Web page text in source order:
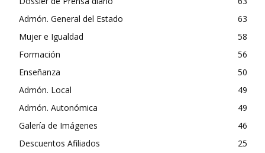
Admón. General del Estado
63
Mujer e Igualdad
58
Formación
56
Enseñanza
50
Admón. Local
49
Admón. Autonómica
49
Galería de Imágenes
46
Descuentos Afiliados
25